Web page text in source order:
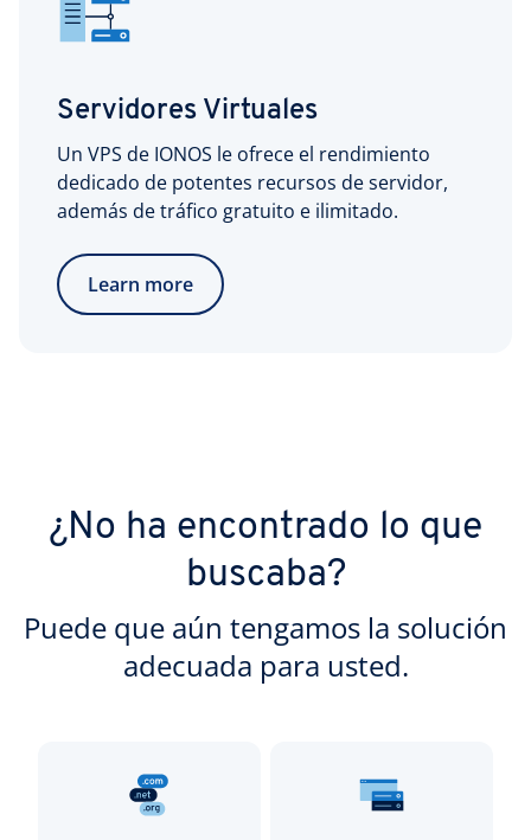
Servidores Virtuales
Un VPS de IONOS le ofrece el rendimiento
dedicado de potentes recursos de servidor,
además de tráfico gratuito e ilimitado.
Learn more
¿No ha encontrado lo que
buscaba?
Puede que aún tengamos la solución
adecuada para usted.